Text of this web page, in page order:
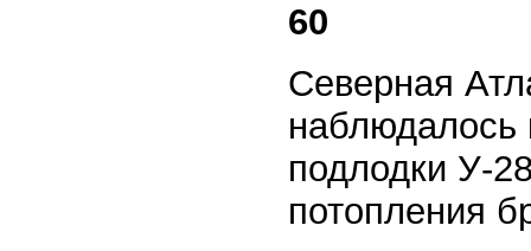
60
Северная
наблюдалось
подлодки У-
потопления